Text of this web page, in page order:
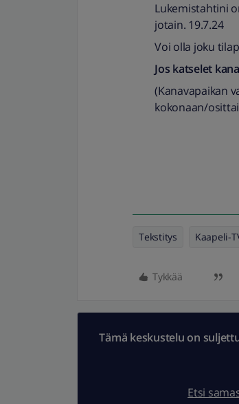
Lukemistahtini
jotain. 19.7.24
Voi olla joku
Jos katselet
(Kanavapaikan
kokonaan/
Tekstitys Kaapeli-
Tykkää
Tämä keskustelu on
Etsi